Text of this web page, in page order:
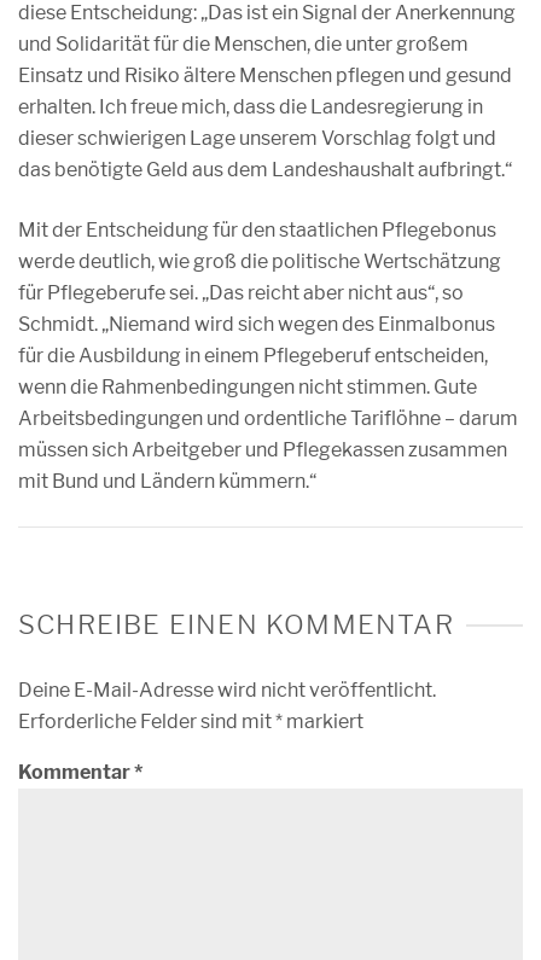
diese Entscheidung: „Das ist ein Signal der Anerkennung
und Solidarität für die Menschen, die unter großem
Einsatz und Risiko ältere Menschen pflegen und gesund
erhalten. Ich freue mich, dass die Landesregierung in
dieser schwierigen Lage unserem Vorschlag folgt und
das benötigte Geld aus dem Landeshaushalt aufbringt.“
Mit der Entscheidung für den staatlichen Pflegebonus
werde deutlich, wie groß die politische Wertschätzung
für Pflegeberufe sei. „Das reicht aber nicht aus“, so
Schmidt. „Niemand wird sich wegen des Einmalbonus
für die Ausbildung in einem Pflegeberuf entscheiden,
wenn die Rahmenbedingungen nicht stimmen. Gute
Arbeitsbedingungen und ordentliche Tariflöhne – darum
müssen sich Arbeitgeber und Pflegekassen zusammen
mit Bund und Ländern kümmern.“
SCHREIBE EINEN KOMMENTAR
Deine E-Mail-Adresse wird nicht veröffentlicht.
Erforderliche Felder sind mit* markiert
Kommentar*